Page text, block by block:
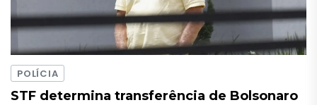
POLÍCIA
STF determina transferência de Bolsonaro